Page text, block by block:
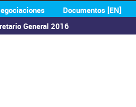
General 2016
Documentos [EN]